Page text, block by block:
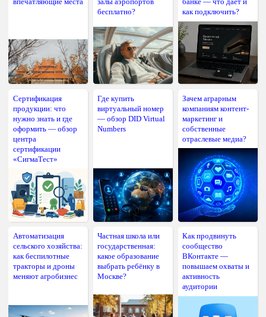
бесплатно?
как подключить?
Сертификация
продукции: что
нужно знать и где
оформить — обзор
центра
сертификации
«СигмаТест»
Где купить
виртуальный номер
— обзор DID Virtual
Numbers
Зачем аграрным
компаниям контент-
маркетинг и
собственные
отраслевые медиа?
Автоматизация
сельского хозяйства:
как беспилотные
тракторы и дроны
меняют агробизнес
Частная школа или
государственная:
какое образование
выбрать ребёнку в
Москве?
Как продвинуть
сообщество
ВКонтакте —
повышаем охваты и
активность
аудитории